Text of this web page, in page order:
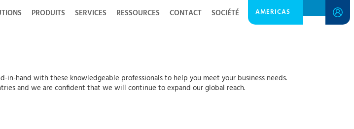
PRODUITS SERVICES RESSOURCES CONTACT SOCIÉTÉ AMERICAS
hand with these knowledgeable professionals to help you meet your business needs.
and we are confident that we will continue to expand our global reach.